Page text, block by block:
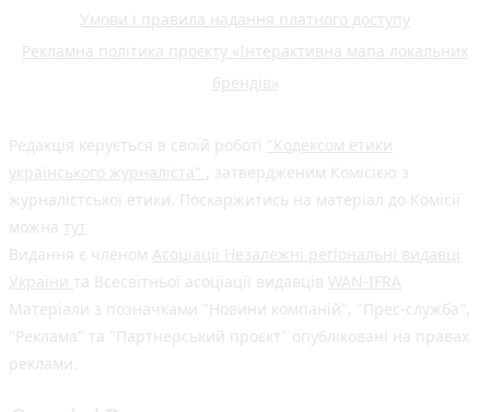
Умови і правила надання платного доступу
Рекламна політика проєкту «Інтерактивна мапа локальних
брендів»
Редакція керується в своїй роботі "Кодексом етики
українського журналіста" , затвердженим Комісією з
журналістської етики. Поскаржитись на матеріал до Комісії
можна тут
Видання є членом Асоціації Незалежні регіональні видавці
України та Всесвітньої асоціації видавців WAN-IFRA
Матеріали з позначками "Новини компаній", "Прес-служба",
"Реклама" та "Партнерський проєкт" опубліковані на правах
реклами.